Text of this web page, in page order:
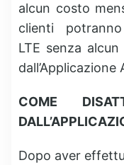
alcun costo
clienti
LTE senza
dall’Applicazione
COME
Dopo aver